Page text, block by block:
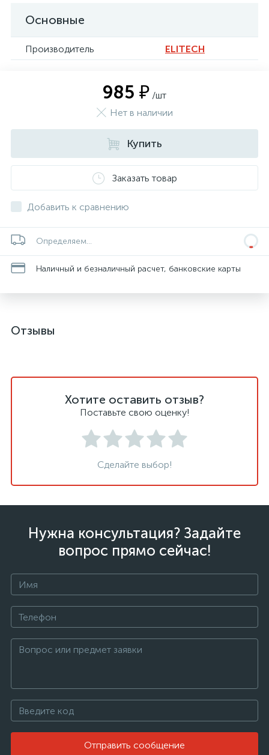
Основные
Производитель ELITECH
985 ₽ /шт
Нет в наличии
Купить
Заказать товар
Добавить к сравнению
Определяем...
Наличный и безналичный расчет, банковские карты
Отзывы
Хотите оставить отзыв?
Поставьте свою оценку!
Сделайте выбор!
Нужна консультация? Задайте
вопрос прямо сейчас!
Отправить сообщение